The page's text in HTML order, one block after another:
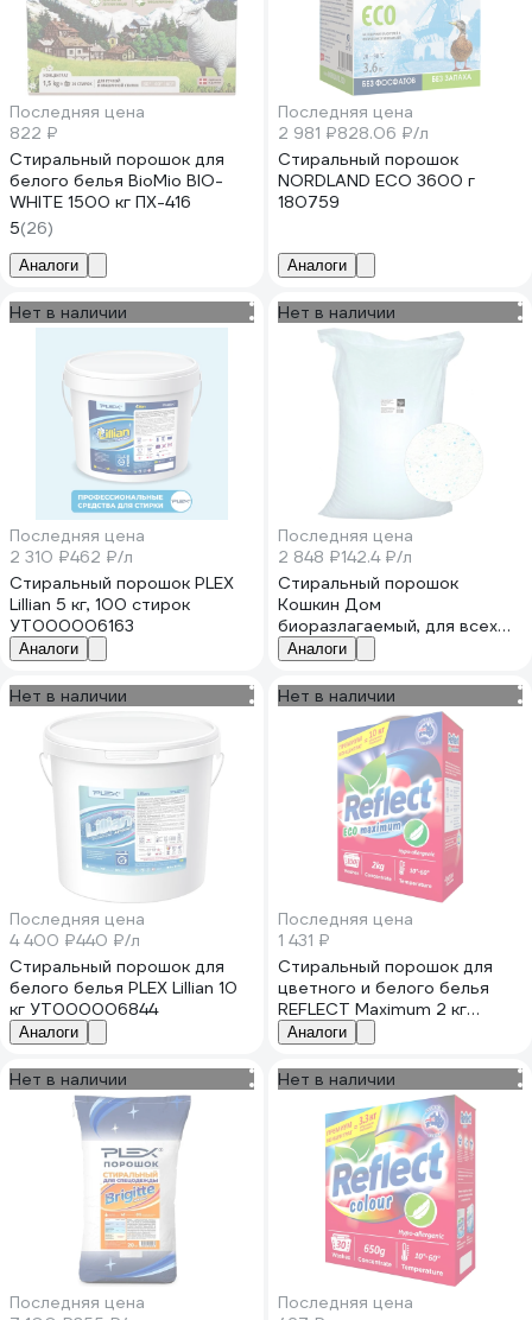
Последняя цена
822 ₽
Стиральный порошок для
белого белья BioMio BIO-
WHITE 1500 кг ПХ-416
5(26)
Аналоги
Последняя цена
2 981 ₽828.06 ₽/л
Стиральный порошок
NORDLAND ECO 3600 г
180759
Аналоги
Нет в наличии
Последняя цена
2 310 ₽462 ₽/л
Стиральный порошок PLEX
Lillian 5 кг, 100 стирок
УТ000006163
Аналоги
Нет в наличии
Последняя цена
2 848 ₽142.4 ₽/л
Стиральный порошок
Кошкин Дом
биоразлагаемый, для всех
видов стирки, Без запаха, 20
кг 70-01-111
Аналоги
Нет в наличии
Последняя цена
4 400 ₽440 ₽/л
Стиральный порошок для
белого белья PLEX Lillian 10
кг УТ000006844
Аналоги
Нет в наличии
Последняя цена
1 431 ₽
Стиральный порошок для
цветного и белого белья
REFLECT Maximum 2 кг
9339238000119 1015180005
Аналоги
Нет в наличии
Последняя цена
Нет в наличии
Последняя цена